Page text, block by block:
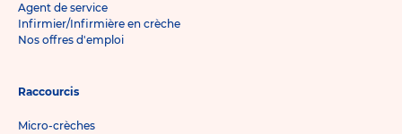
Agent de service
Infirmier/Infirmière en crèche
Nos offres d'emploi
Raccourcis
Micro-crèches